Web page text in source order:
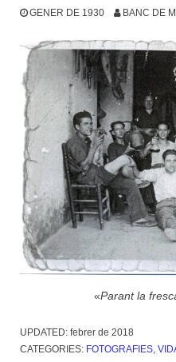
GENER DE 1930 BANC DE
«Parant la
UPDATED: febrer de 2018
CATEGORIES: FOTOGRAFIES,